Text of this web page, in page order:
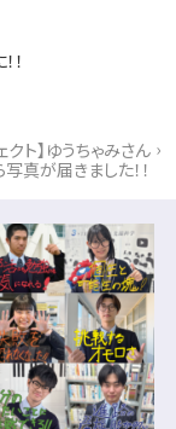
！
クト】ゆうちゃみさん
写真が届きました！！
›